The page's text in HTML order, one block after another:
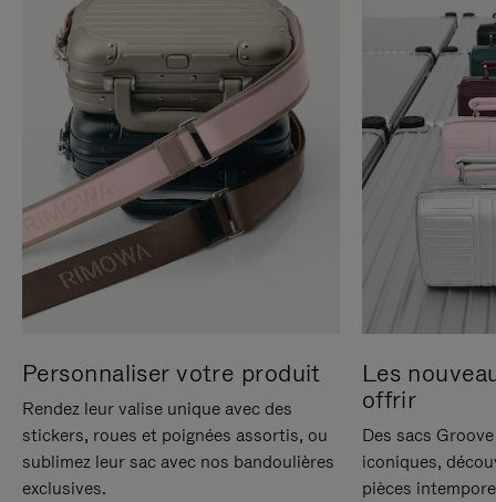
Personnaliser votre produit
Rendez leur valise unique avec des
stickers, roues et poignées assortis, ou
sublimez leur sac avec nos bandoulières
exclusives.
Les
offrir
Des sacs
iconiques,
pièces